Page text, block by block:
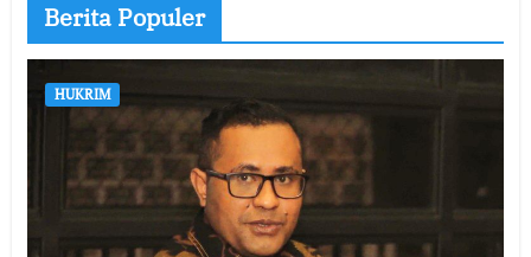
Berita Populer
HUKRIM